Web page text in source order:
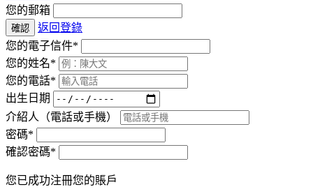
您的郵箱
確認
返回登錄
您的電子信件*
您的姓名*
您的電話*
出生日期
介紹人（電話或手機）
密碼*
確認密碼*
您已成功注冊您的賬戶